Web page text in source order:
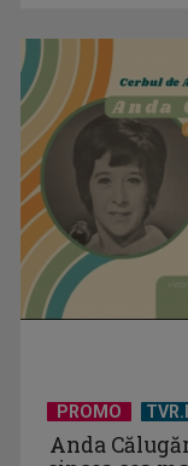
PROMO
Anda